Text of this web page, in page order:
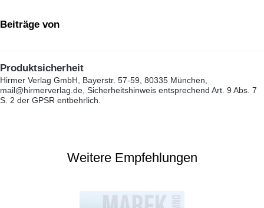
Beiträge von
Produktsicherheit
Hirmer Verlag GmbH, Bayerstr. 57-59, 80335 München,
mail@hirmerverlag.de, Sicherheitshinweis entsprechend Art. 9 Abs. 7
S. 2 der GPSR entbehrlich.
Weitere Empfehlungen